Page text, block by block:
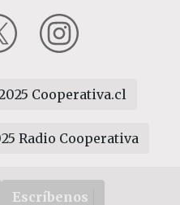
Cooperativa.cl
Radio Cooperativa
Escríbenos